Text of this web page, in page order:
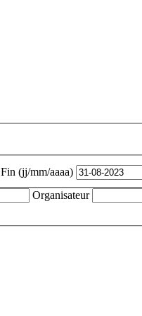
Fin (jj/mm/aaaa)
Organisateur